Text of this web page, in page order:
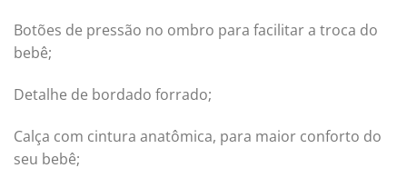
Botões de pressão no ombro para facilitar a troca do
bebê;
Detalhe de bordado forrado;
Calça com cintura anatômica, para maior conforto do
seu bebê;